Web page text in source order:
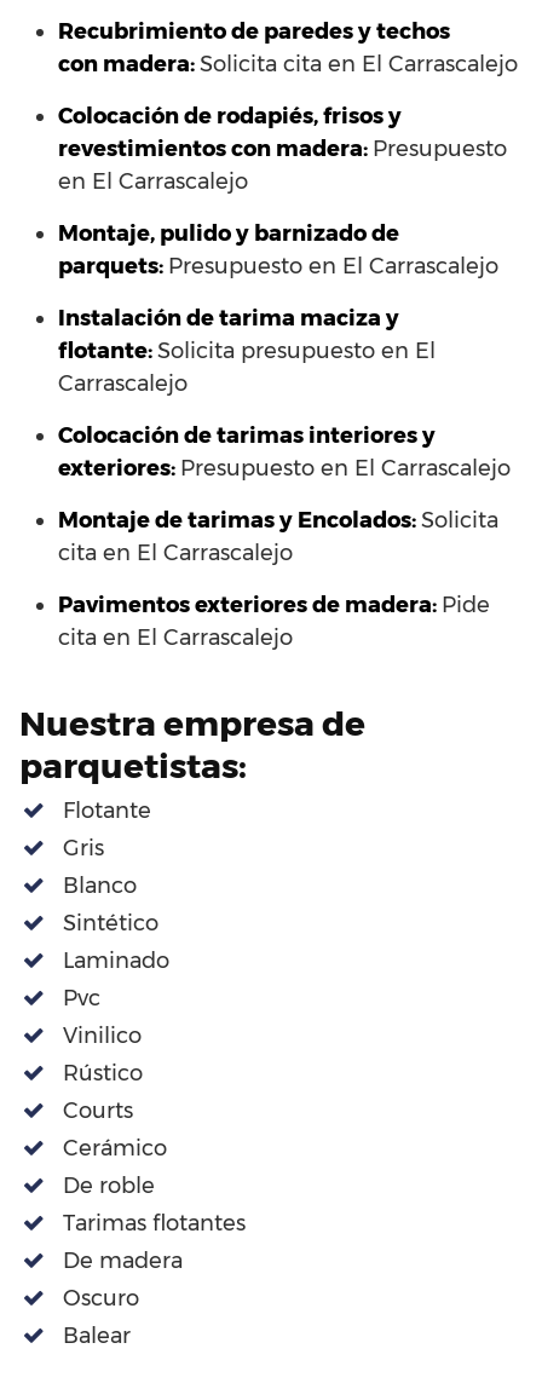
Recubrimiento de paredes y techos
con madera:Solicita cita en El Carrascalejo
Colocación de rodapiés, frisos y
revestimientos con madera: Presupuesto
en El Carrascalejo
Montaje, pulido y barnizado de
parquets: Presupuesto en El Carrascalejo
Instalación de tarima maciza y
flotante:Solicita presupuesto en El
Carrascalejo
Colocación de tarimas interiores y
exteriores: Presupuesto en El Carrascalejo
Montaje de tarimas y Encolados:Solicita
cita en El Carrascalejo
Pavimentos exteriores de madera: Pide
cita en El Carrascalejo
Nuestra empresa de
parquetistas:
Flotante
Gris
Blanco
Sintético
Laminado
Pvc
Vinilico
Rústico
Courts
Cerámico
De roble
Tarimas flotantes
De madera
Oscuro
Balear